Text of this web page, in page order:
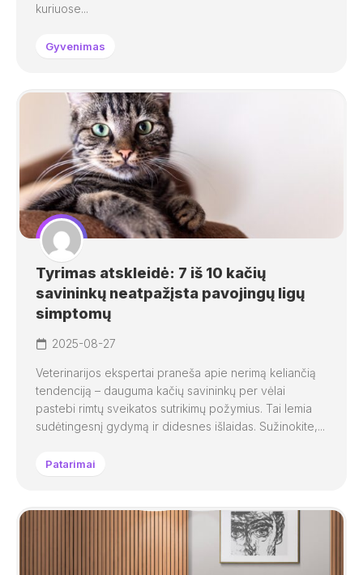
kuriuose...
Gyvenimas
Tyrimas atskleidė: 7 iš 10 kačių
savininkų neatpažįsta pavojingų ligų
simptomų
2025-08-27
Veterinarijos ekspertai praneša apie nerimą keliančią
tendenciją – dauguma kačių savininkų per vėlai
pastebi rimtų sveikatos sutrikimų požymius. Tai lemia
sudėtingesnį gydymą ir didesnes išlaidas. Sužinokite,...
Patarimai